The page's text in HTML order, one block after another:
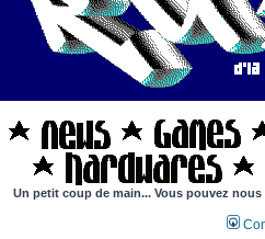
Un petit coup de main... Vous pouvez